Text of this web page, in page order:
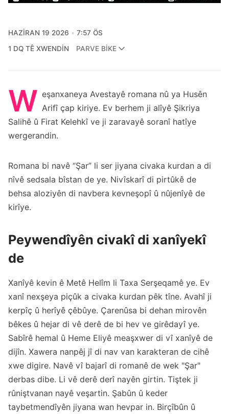
HAZIRAN 19 2026
7:57 ÖS
1 DQ TÊ XWENDIN
PARVE BIKE
W eşanxaneya Avestayê romana nû ya Husên
Arifî çap kiriye. Ev berhem ji alîyê Şikriya
Salihê û Firat Kelehkî ve ji zaravayê soranî hatîye
wergerandin.
Romana bi navê “Şar” li ser jiyana civaka kurdan a di
nîvê sedsala bîstan de ye. Nivîskarî di pirtûkê de
behsa aloziyên di navbera kevneşopî û nûjenîyê de
kirîye.
Peywendîyên civakî di xanîyekî
de
Xanîyê kevin ê Metê Helîm li Taxa Serşeqamê ye. Ev
xanî nexşeya piçûk a civaka kurdan pêk tîne. Avahî ji
kerpîç û herîyê çêbûye. Çarenûsa bi dehan mirovên
bêkes û hejar di vê derê de bi hev ve girêdayî ye.
Sabîrê hemal û Heme Eliyê meaşxwer di vî xanîyê de
dijîn. Xawera nanpêj jî di nav van karakteran de cihê
xwe digire. Navê vî bajarî di romanê de wek "Şar"
derbas dibe. Li vê derê derî nayên girtin. Tiştek ji
rûniştvanan nayê veşartin. Şabûn û keder
taybetmendîyên jiyana wan hevpar in. Birçîbûn û